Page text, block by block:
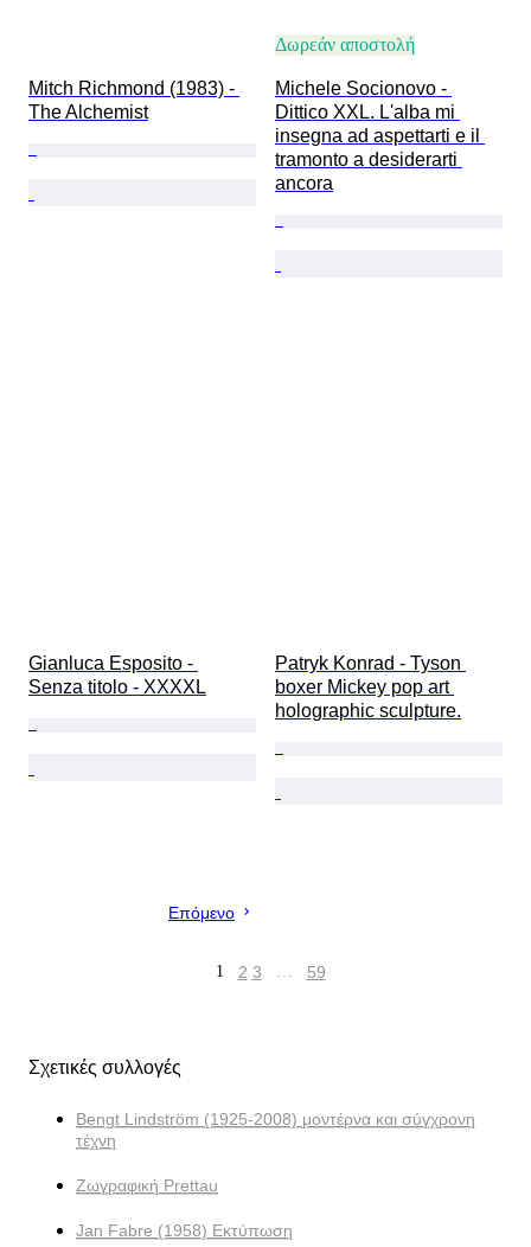
Mitch Richmond (1983) -
The Alchemist
Δωρεάν αποστολή
Michele Socionovo -
Dittico XXL. L'alba mi
insegna ad aspettarti e il
tramonto a desiderarti
ancora
Gianluca Esposito -
Senza titolo - XXXXL
Patryk Konrad - Tyson
boxer Mickey pop art
holographic sculpture.
Επόμενο
1 2 3 … 59
Σχετικές συλλογές
Bengt Lindström (1925-2008) μοντέρνα και σύγχρονη
τέχνη
Ζωγραφική Prettau
Jan Fabre (1958) Εκτύπωση